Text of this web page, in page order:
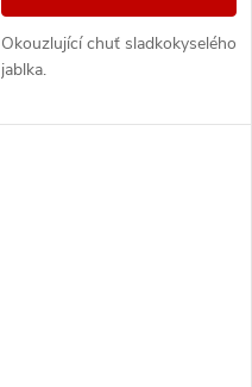
Okouzlující chuť sladkokyselého
jablka.